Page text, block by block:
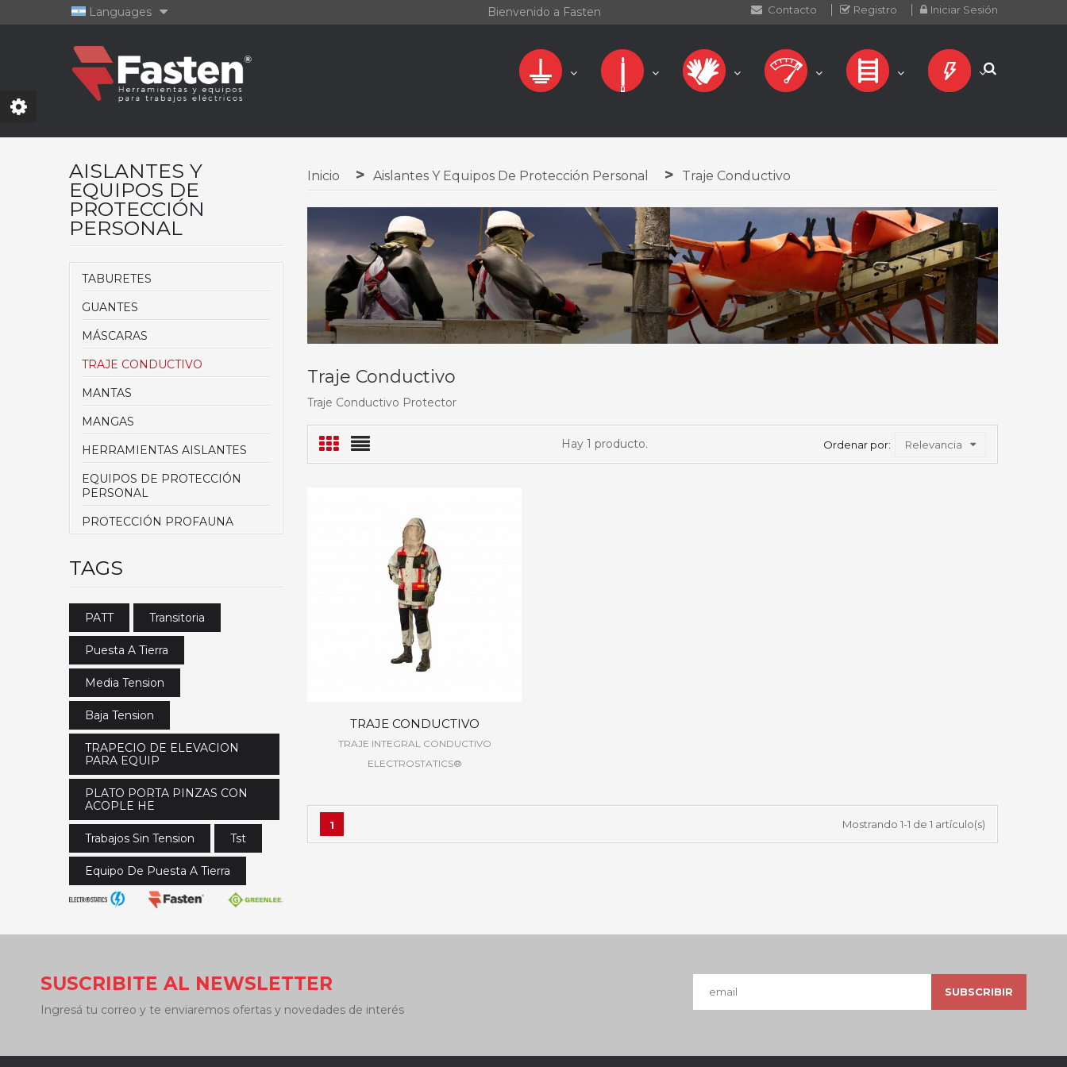
Languages Contacto Registro Iniciar Sesión
Bienvenido a Fasten
AISLANTES Y
EQUIPOS DE
PROTECCIÓN
PERSONAL
TABURETES
GUANTES
MÁSCARAS
TRAJE CONDUCTIVO
MANTAS
MANGAS
HERRAMIENTAS AISLANTES
EQUIPOS DE PROTECCIÓN
PERSONAL
PROTECCIÓN PROFAUNA
TAGS
PATT Transitoria
Puesta A Tierra
Media Tension
Baja Tension
TRAPECIO DE ELEVACION
PARA EQUIP
PLATO PORTA PINZAS CON
ACOPLE HE
Trabajos Sin Tension Tst
Equipo De Puesta A Tierra
Inicio Aislantes Y Equipos De Protección Personal Traje Conductivo
Traje Conductivo
Traje Conductivo Protector
Hay 1 producto. Ordenar por: Relevancia
TRAJE CONDUCTIVO
TRAJE INTEGRAL CONDUCTIVO
ELECTROSTATICS®
1 Mostrando 1-1 de 1 artículo(s)
SUSCRIBITE AL NEWSLETTER
Ingresá tu correo y te enviaremos ofertas y novedades de interés